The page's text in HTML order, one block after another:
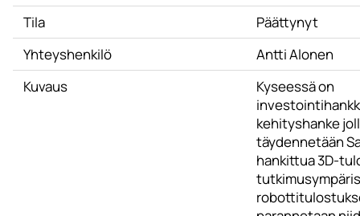
Tila
Päättynyt
Yhteyshenkilö
Antti Alonen
Kuvaus
Kyseessä on
kehityshanke
täydennetään
hankittua 3D-